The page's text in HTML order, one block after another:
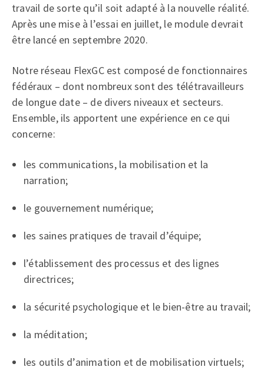
travail de sorte qu’il soit adapté à la nouvelle réalité.
Après une mise à l’essai en juillet, le module devrait
être lancé en septembre 2020.
Notre réseau FlexGC est composé de fonctionnaires
fédéraux – dont nombreux sont des télétravailleurs
de longue date – de divers niveaux et secteurs.
Ensemble, ils apportent une expérience en ce qui
concerne:
les communications, la mobilisation et la
narration;
le gouvernement numérique;
les saines pratiques de travail d’équipe;
l’établissement des processus et des lignes
directrices;
la sécurité psychologique et le bien-être au travail;
la méditation;
les outils d’animation et de mobilisation virtuels;